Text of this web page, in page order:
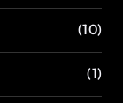
(10)
(1)